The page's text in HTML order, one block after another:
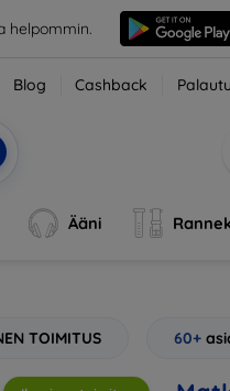
helpommin.
Blog Cashback
Ääni
TOIMITUS 60+